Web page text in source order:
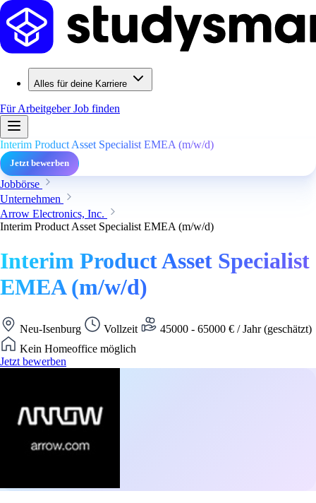
Alles für deine Karriere
Für ArbeitgeberJob finden
Interim Product Asset Specialist EMEA (m/w/d)
Jetzt bewerben
Jobbörse
Unternehmen
Arrow Electronics, Inc.
Interim Product Asset Specialist EMEA (m/w/d)
Interim Product Asset Specialist
EMEA (m/w/d)
Neu-Isenburg Vollzeit
45000 - 65000 € / Jahr (geschätzt)
Kein Homeoffice möglich
Jetzt bewerben